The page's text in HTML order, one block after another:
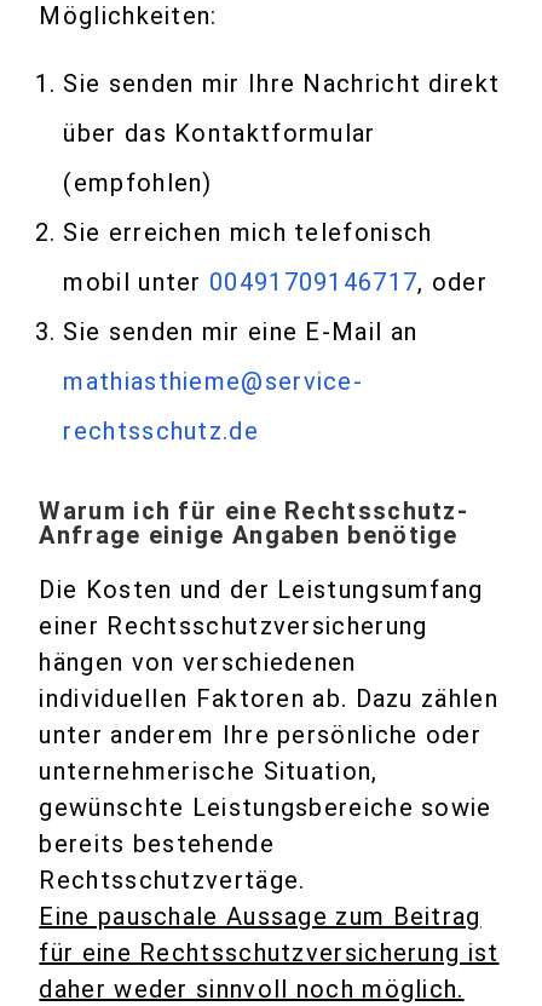
Möglichkeiten:
Sie senden mir Ihre Nachricht direkt
über das Kontaktformular
(empfohlen)
Sie erreichen mich telefonisch
mobil unter 00491709146717, oder
Sie senden mir eine E-Mail an
mathiasthieme@service-
rechtsschutz.de
Warum ich für eine Rechtsschutz-
Anfrage einige Angaben benötige
Die Kosten und der Leistungsumfang
einer Rechtsschutzversicherung
hängen von verschiedenen
individuellen Faktoren ab. Dazu zählen
unter anderem Ihre persönliche oder
unternehmerische Situation,
gewünschte Leistungsbereiche sowie
bereits bestehende
Rechtsschutzvertäge.
Eine pauschale Aussage zum Beitrag
für eine Rechtsschutzversicherung ist
daher weder sinnvoll noch möglich.